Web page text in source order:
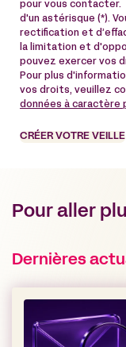
pour vous contacter.
d'un astérisque (*).
rectification et
la limitation et
pouvez exercer vos
Pour plus
vos droits, veuillez
données à caractère
CRÉER VOTRE VEILLE
Pour aller
Dernières